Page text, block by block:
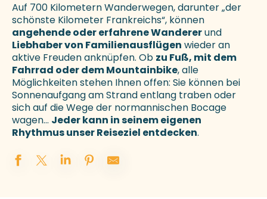
Auf 700 Kilometern Wanderwegen, darunter „der
schönste Kilometer Frankreichs“, können
angehende oder erfahrene Wandererund
Liebhaber von Familienausflügen wieder an
aktive Freuden anknüpfen. Ob zu Fuß, mit dem
Fahrrad oder dem Mountainbike, alle
Möglichkeiten stehen Ihnen offen: Sie können bei
Sonnenaufgang am Strand entlang traben oder
sich auf die Wege der normannischen Bocage
wagen… Jeder kann in seinem eigenen
Rhythmus unser Reiseziel entdecken.